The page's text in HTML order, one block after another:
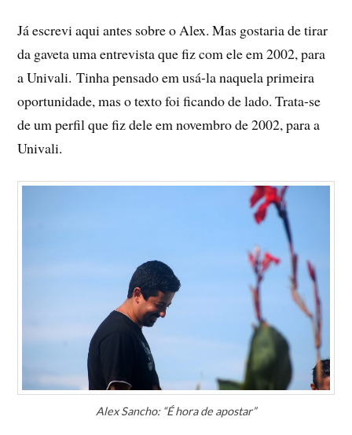
Já escrevi aqui antes sobre o Alex. Mas gostaria de tirar
da gaveta uma entrevista que fiz com ele em 2002, para
a Univali. Tinha pensado em usá-la naquela primeira
oportunidade, mas o texto foi ficando de lado. Trata-se
de um perfil que fiz dele em novembro de 2002, para a
Univali.
Alex Sancho: “É hora de apostar”